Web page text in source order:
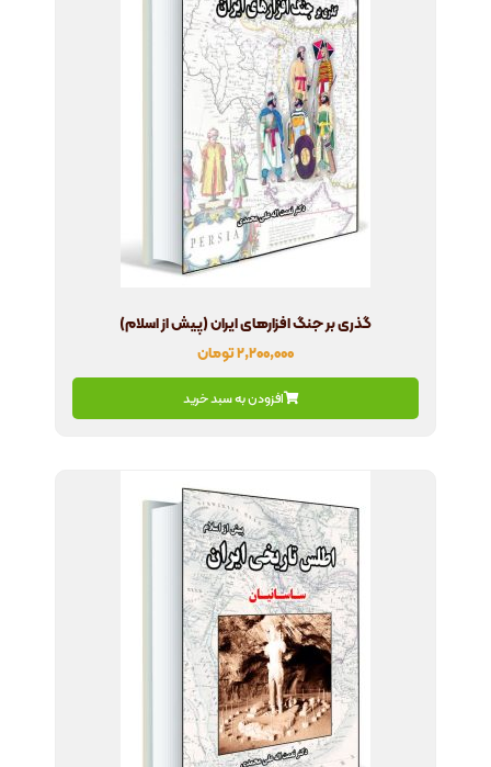
گذری بر جنگ افزارهای ایران (پیش از اسلام)
۲,۲۰۰,۰۰۰تومان
افزودن به سبد خرید